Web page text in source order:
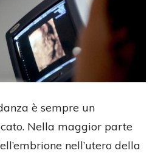
è sempre un
Nella maggior parte
nell’utero della